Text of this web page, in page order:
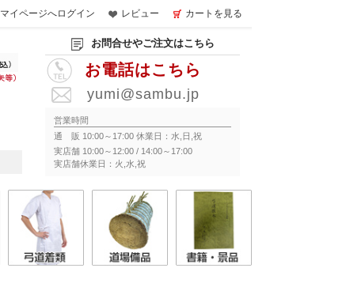
マイページへログイン レビュー カートを見る
お問合せやご注文はこちら
お電話はこちら
yumi@sambu.jp
営業時間
通 販 10:00～17:00 休業日：水,日,祝
実店舗 10:00～12:00 / 14:00～17:00
実店舗休業日：火,水,祝